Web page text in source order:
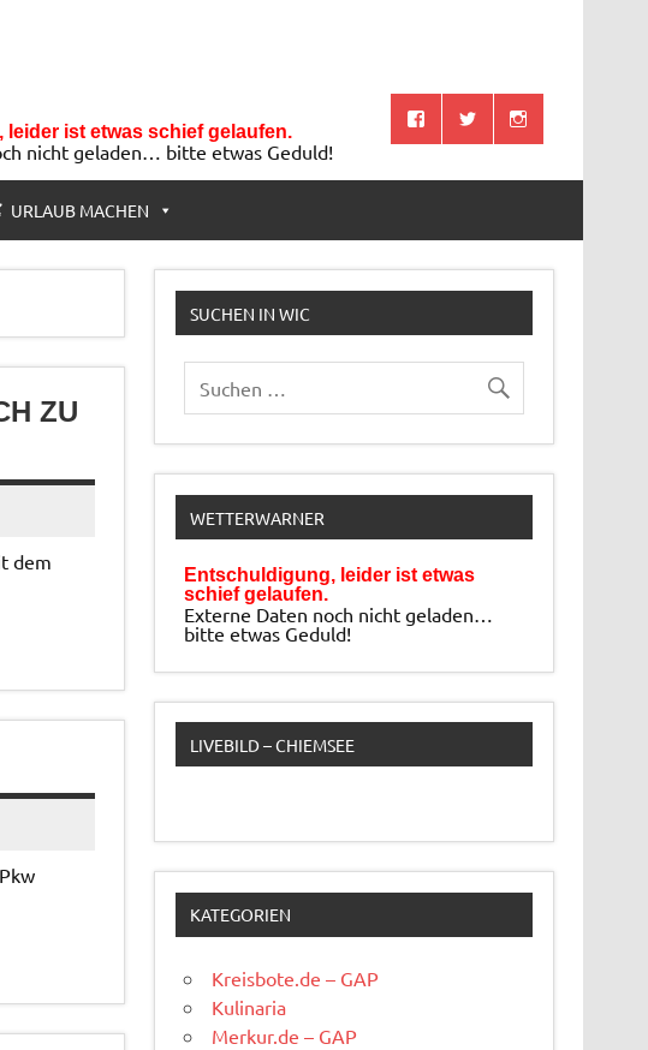
leider ist etwas schief gelaufen.
nicht geladen… bitte etwas Geduld!
URLAUB MACHEN
ZU B
dem
SUCHEN IN WIC
WETTERWARNER
Entschuldigung, leider ist etwas
schief gelaufen.
Externe Daten noch nicht geladen…
bitte etwas Geduld!
LIVEBILD – CHIEMSEE
KATEGORIEN
Kreisbote.de – GAP
Kulinaria
Merkur.de – GAP